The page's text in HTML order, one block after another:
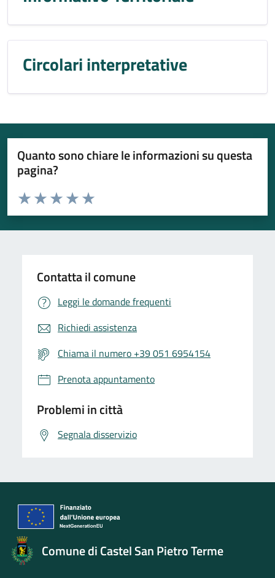
Circolari interpretative
Quanto sono chiare le informazioni su questa
pagina?
Valuta da 1 a 5 stelle la pagina
Valuta 5 stelle su 5
Valuta 4 stelle su 5
Valuta 3 stelle su 5
Valuta 2 stelle su 5
Valuta 1 stelle su 5
Contatta il comune
Leggi le domande frequenti
Richiedi assistenza
Chiama il numero +39 051 6954154
Prenota appuntamento
Problemi in città
Segnala disservizio
Comune di Castel San Pietro Terme